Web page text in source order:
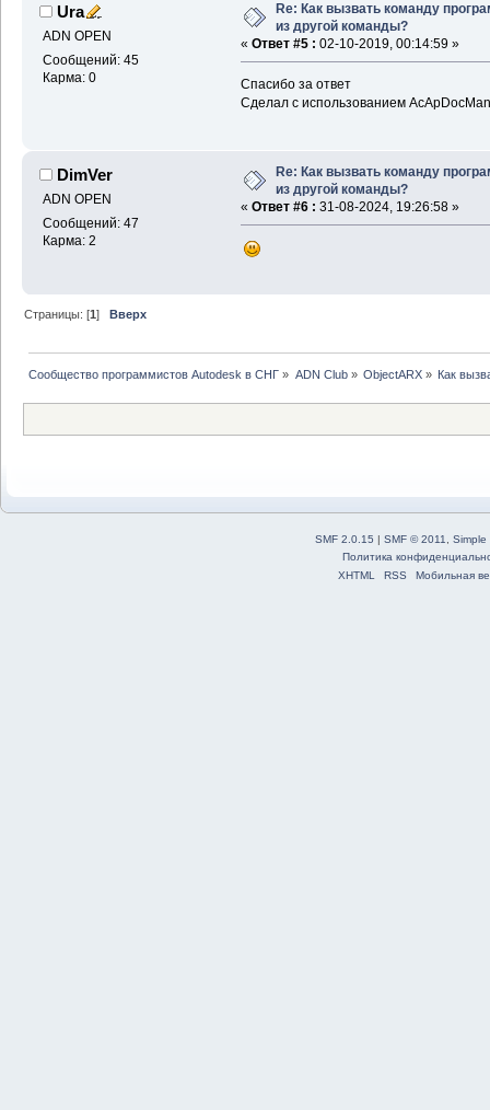
Ura
ADN OPEN
Сообщений: 45
Карма: 0
Re: Как вызвать команду
из другой команды?
« Ответ #5 : 02-10-2019, 00:14:59 »
Спасибо за ответ
Сделал с использованием
DimVer
ADN OPEN
Сообщений: 47
Карма: 2
Re: Как вызвать команду
из другой команды?
« Ответ #6 : 31-08-2024, 19:26:58 »
Страницы: [1] Вверх
Сообщество программистов Autodesk в СНГ » ADN Club» ObjectARX» Как
SMF 2.0.15 SMF © 2011, Simple
Политика
XHTML
RSS Мобильная